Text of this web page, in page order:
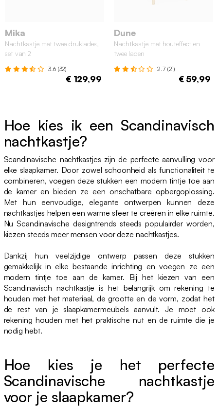
Mika
Nachtkastje met twee druklades,
set van 2
3.6 (32)
€ 129,99
Dune
Nachtkastje met houteffect en
twee laden
2.7 (21)
€ 59,99
Hoe kies ik een Scandinavisch
nachtkastje?
Scandinavische nachtkastjes zijn de perfecte aanvulling voor
elke slaapkamer. Door zowel schoonheid als functionaliteit te
combineren, voegen deze stukken een modern tintje toe aan
de kamer en bieden ze een onschatbare opbergoplossing.
Met hun eenvoudige, elegante ontwerpen kunnen deze
nachtkastjes helpen een warme sfeer te creëren in elke ruimte.
Nu Scandinavische designtrends steeds populairder worden,
kiezen steeds meer mensen voor deze nachtkastjes.
Dankzij hun veelzijdige ontwerp passen deze stukken
gemakkelijk in elke bestaande inrichting en voegen ze een
modern tintje toe aan de kamer. Bij het kiezen van een
Scandinavisch nachtkastje is het belangrijk om rekening te
houden met het materiaal, de grootte en de vorm, zodat het
de rest van je slaapkamermeubels aanvult. Je moet ook
rekening houden met het praktische nut en de ruimte die je
nodig hebt.
Hoe kies je het perfecte
Scandinavische nachtkastje
voor je slaapkamer?